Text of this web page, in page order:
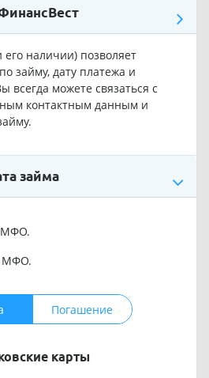
наличии) позволяет
займу, дату платежа и
всегда можете связаться с
контактным данным и
займа
МФО.
МФО.
Погашение
карты